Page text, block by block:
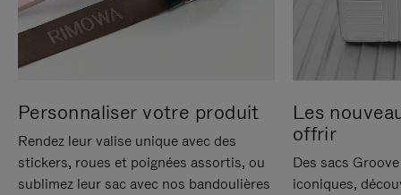
Personnaliser votre produit
Rendez leur valise unique avec des
stickers, roues et poignées assortis, ou
sublimez leur sac avec nos bandoulières
Les
offrir
Des sacs
iconiques,